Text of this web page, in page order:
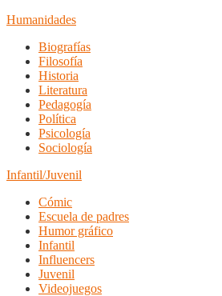
Humanidades
Biografías
Filosofía
Historia
Literatura
Pedagogía
Política
Psicología
Sociología
Infantil/Juvenil
Cómic
Escuela de padres
Humor gráfico
Infantil
Influencers
Juvenil
Videojuegos